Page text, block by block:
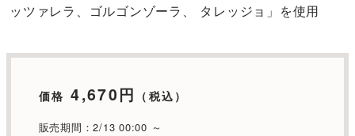
ッツァレラ、ゴルゴンゾーラ、 タレッジョ」を使用
価格 4,670円 （税込）
販売期間：2/13 00:00 ～